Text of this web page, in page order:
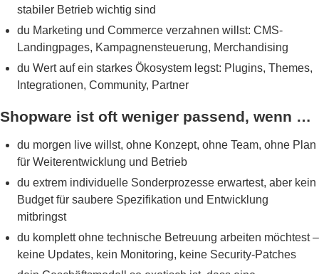
stabiler Betrieb wichtig sind
du Marketing und Commerce verzahnen willst: CMS-
Landingpages, Kampagnensteuerung, Merchandising
du Wert auf ein starkes Ökosystem legst: Plugins, Themes,
Integrationen, Community, Partner
Shopware ist oft weniger passend, wenn …
du morgen live willst, ohne Konzept, ohne Team, ohne Plan
für Weiterentwicklung und Betrieb
du extrem individuelle Sonderprozesse erwartest, aber kein
Budget für saubere Spezifikation und Entwicklung
mitbringst
du komplett ohne technische Betreuung arbeiten möchtest –
keine Updates, kein Monitoring, keine Security-Patches